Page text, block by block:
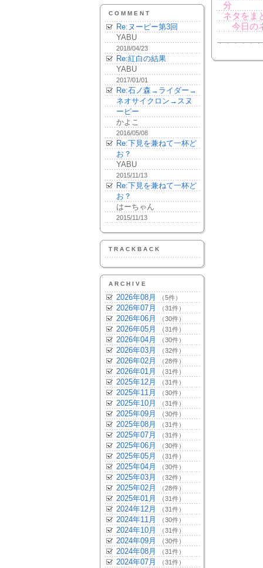
COMMENT
Re:ヌーピー第3回
YABU
2018/04/23
Re:紅白の結果
YABU
2017/01/01
Re:石ノ森→ライダー→
ネオサイクロン→スヌ
ーピー
かよこ
2016/05/08
Re:下見を兼ねて一杯ど
お？
YABU
2015/11/13
Re:下見を兼ねて一杯ど
お？
はーちゃん
2015/11/13
TRACKBACK
ARCHIVE
2026年08月 （5件）
2026年07月 （31件）
2026年06月 （30件）
2026年05月 （31件）
2026年04月 （30件）
2026年03月 （32件）
2026年02月 （28件）
2026年01月 （31件）
2025年12月 （31件）
2025年11月 （30件）
2025年10月 （31件）
2025年09月 （30件）
2025年08月 （31件）
2025年07月 （31件）
2025年06月 （30件）
2025年05月 （31件）
2025年04月 （30件）
2025年03月 （32件）
2025年02月 （28件）
2025年01月 （31件）
2024年12月 （31件）
2024年11月 （30件）
2024年10月 （31件）
2024年09月 （30件）
2024年08月 （31件）
2024年07月 （31件）
分
ネタをま
今日の